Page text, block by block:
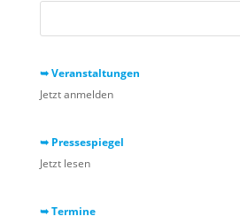
➥ Veranstaltungen
Jetzt anmelden
➥ Pressespiegel
Jetzt lesen
➥ Termine